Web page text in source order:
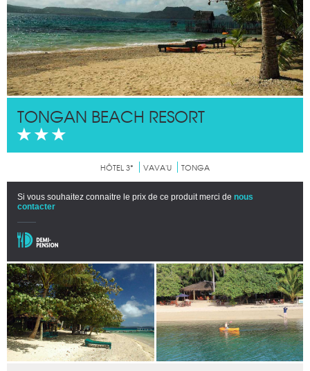
TONGAN BEACH RESORT
HÔTEL 3* VAVA'U TONGA
Si vous souhaitez connaitre le prix de ce produit merci de nous
contacter